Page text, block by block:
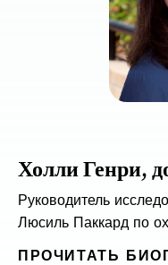
Холли Генри,
Руководитель
Люсиль Паккард по
ПРОЧИТАТЬ